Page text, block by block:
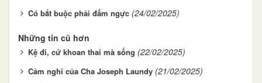
Có bắt buộc phải đấm ngực (24/02/2025)
Những tin cũ hơn
Kệ đi, cứ khoan thai mà sống (22/02/2025)
Cảm nghĩ của Cha Joseph Laundy (21/02/2025)